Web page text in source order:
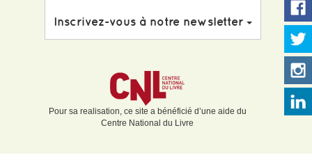
Inscrivez-vous à notre newsletter
Pour sa realisation, ce site a bénéficié d’une aide du
Centre National du Livre